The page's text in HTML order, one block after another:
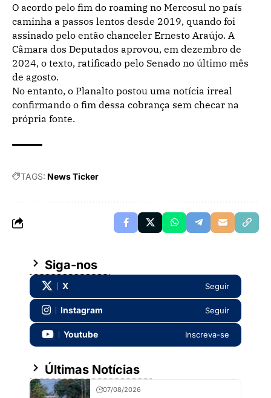
O acordo pelo fim do roaming no Mercosul no país
caminha a passos lentos desde 2019, quando foi
assinado pelo então chanceler Ernesto Araújo. A
Câmara dos Deputados aprovou, em dezembro de
2024, o texto, ratificado pelo Senado no último mês
de agosto.
No entanto, o Planalto postou uma notícia irreal
confirmando o fim dessa cobrança sem checar na
própria fonte.
TAGS: News Ticker
Siga-nos
X Seguir
Instagram Seguir
Youtube Inscreva-se
Últimas Notícias
07/08/2026